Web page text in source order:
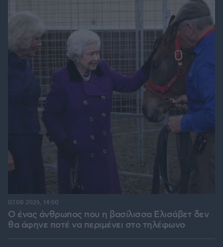
Ο ένας άνθρωπος που η βασίλισσα Ελισάβετ δεν
θα άφηνε ποτέ να περιμένει στο τηλέφωνο
07.08.2026, 14:00